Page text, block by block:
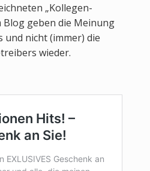
„Kollegen-
Blog geben die Meinung
und nicht (immer) die
wieder.